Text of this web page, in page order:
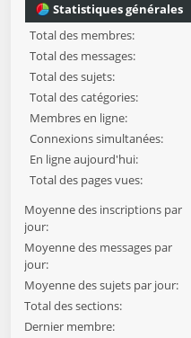
Statistiques générales
Total des membres:
Total des messages:
Total des sujets:
Total des catégories:
Membres en ligne:
Connexions simultanées:
En ligne aujourd'hui:
Total des pages vues:
Moyenne des inscriptions par
jour:
Moyenne des messages par
jour:
Moyenne des sujets par jour:
Total des sections:
Dernier membre: